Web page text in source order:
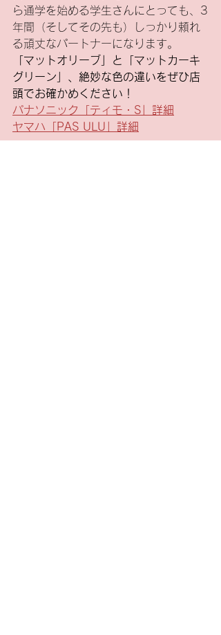
ら通学を始める学生さんにとっても、3
年間（そしてその先も）しっかり頼れ
る頑丈なパートナーになります。
「マットオリーブ」と「マットカーキ
グリーン」、絶妙な色の違いをぜひ店
頭でお確かめください！
パナソニック「ティモ・S」詳細
ヤマハ「PAS ULU」詳細